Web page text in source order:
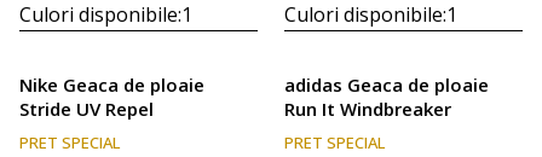
Culori disponibile:1
Nike Geaca de ploaie
Stride UV Repel
PRET SPECIAL
Culori disponibile:1
adidas Geaca de ploaie
Run It Windbreaker
PRET SPECIAL